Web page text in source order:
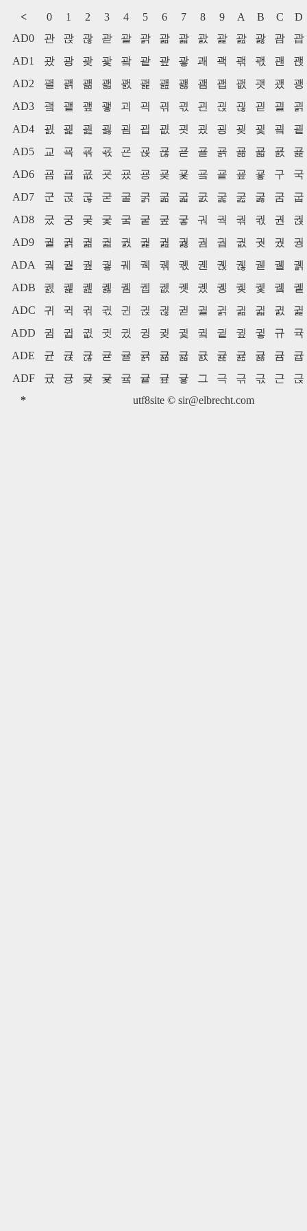
< 0 1 2 3 4 5 6 7 8 9 A B C
D
AD0
관 괁 괂 괃 괄 괅 괆 괇 괈 괉 괊 괋 괌
괍
AD1
괐 광 괒 괓 괔 괕 괖 괗 괘 괙 괚 괛 괜
괝
AD2
괠 괡 괢 괣 괤 괥 괦 괧 괨 괩 괪 괫 괬
괭
AD3
괰 괱 괲 괳 괴 괵 괶 괷 괸 괹 괺 괻 괼
괽
AD4
굀 굁 굂 굃 굄 굅 굆 굇 굈 굉 굊 굋 굌
굍
AD5
교 굑 굒 굓 굔 굕 굖 굗 굘 굙 굚 굛 굜
굝
AD6
굠 굡 굢 굣 굤 굥 굦 굧 굨 굩 굪 굫 구
국
AD7
군 굱 굲 굳 굴 굵 굶 굷 굸 굹 굺 굻 굼
굽
AD8
궀 궁 궂 궃 궄 궅 궆 궇 궈 궉 궊 궋 권
궍
AD9
궐 궑 궒 궓 궔 궕 궖 궗 궘 궙 궚 궛 궜
궝
ADA
궠 궡 궢 궣 궤 궥 궦 궧 궨 궩 궪 궫 궬
궭
ADB
궰 궱 궲 궳 궴 궵 궶 궷 궸 궹 궺 궻 궼
궽
ADC
귀 귁 귂 귃 귄 귅 귆 귇 귈 귉 귊 귋 귌
귍
ADD
귐 귑 귒 귓 귔 귕 귖 귗 귘 귙 귚 귛 규
귝
ADE
균 귡 귢 귣 귤 귥 귦 귧 귨 귩 귪 귫 귬
귭
ADF
귰 귱 귲 귳 귴 귵 귶 귷 그 극 귺 귻 근
귽
*
utf8site © sir@elbrecht.com